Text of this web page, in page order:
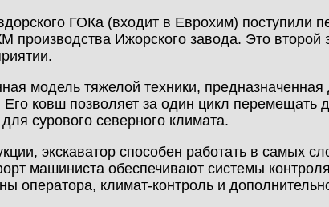
ГОКа (входит в Еврохим) поступили
производства Ижорского завода. Это второй
модель тяжелой техники,
Его ковш позволяет за один цикл перемещать
сурового северного климата.
экскаватор способен работать в самых
машиниста обеспечивают системы
оператора, климат-контроль и